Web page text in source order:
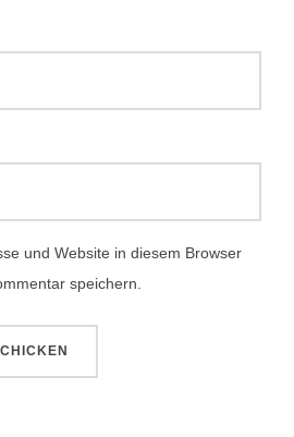
und Website in diesem Browser
speichern.